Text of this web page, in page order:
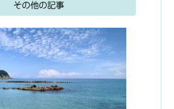
その他の記事